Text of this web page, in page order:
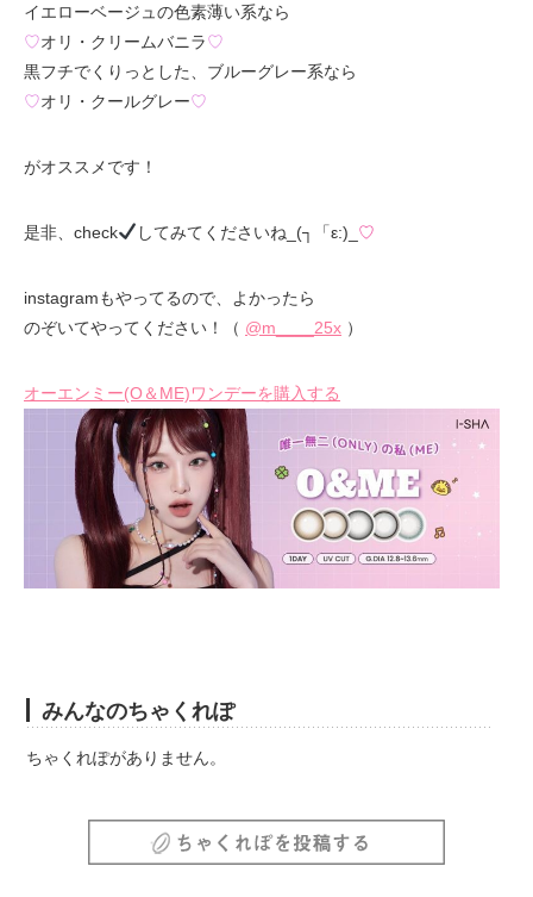
イエローベージュの色素薄い系なら
♡オリ・クリームバニラ♡
黒フチでくりっとした、ブルーグレー系なら
♡オリ・クールグレー♡
がオススメです！
是非、check してみてくださいね_(┐「ε:)_ ♡
instagramもやってるので、よかったら
のぞいてやってください！（ @m____25x ）
オーエンミー(O＆ME)ワンデーを購入する
みんなのちゃくれぽ
ちゃくれぽがありません。